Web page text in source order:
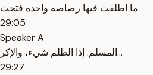
ما اطلقت فيها رصاصه واحده فتحت
29:05
Speaker A
المسلم. إذا الظلم شيء، والإكر...
29:27